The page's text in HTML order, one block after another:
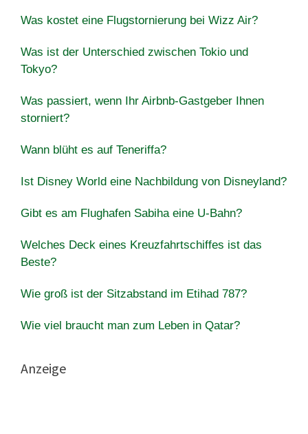
Was kostet eine Flugstornierung bei Wizz Air?
Was ist der Unterschied zwischen Tokio und
Tokyo?
Was passiert, wenn Ihr Airbnb-Gastgeber Ihnen
storniert?
Wann blüht es auf Teneriffa?
Ist Disney World eine Nachbildung von Disneyland?
Gibt es am Flughafen Sabiha eine U-Bahn?
Welches Deck eines Kreuzfahrtschiffes ist das
Beste?
Wie groß ist der Sitzabstand im Etihad 787?
Wie viel braucht man zum Leben in Qatar?
Anzeige